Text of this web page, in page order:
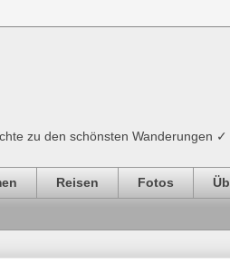
zu den schönsten Wanderungen
Reisen Fotos